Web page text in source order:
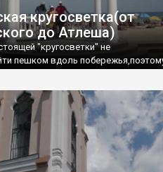
кругосветка(от
до Атлеша)
"кругосветки" не
пешком вдоль